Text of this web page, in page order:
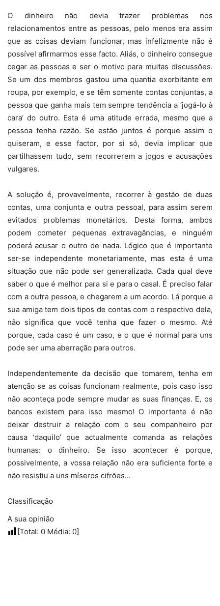
O dinheiro não devia trazer problemas nos
relacionamentos entre as pessoas, pelo menos era assim
que as coisas deviam funcionar, mas infelizmente não é
possível afirmarmos esse facto. Aliás, o dinheiro consegue
cegar as pessoas e ser o motivo para muitas discussões.
Se um dos membros gastou uma quantia exorbitante em
roupa, por exemplo, e se têm somente contas conjuntas, a
pessoa que ganha mais tem sempre tendência a ‘jogá-lo à
cara’ do outro. Esta é uma atitude errada, mesmo que a
pessoa tenha razão. Se estão juntos é porque assim o
quiseram, e esse factor, por si só, devia implicar que
partilhassem tudo, sem recorrerem a jogos e acusações
vulgares.
A solução é, provavelmente, recorrer à gestão de duas
contas, uma conjunta e outra pessoal, para assim serem
evitados problemas monetários. Desta forma, ambos
podem cometer pequenas extravagâncias, e ninguém
poderá acusar o outro de nada. Lógico que é importante
ser-se independente monetariamente, mas esta é uma
situação que não pode ser generalizada. Cada qual deve
saber o que é melhor para si e para o casal. É preciso falar
com a outra pessoa, e chegarem a um acordo. Lá porque a
sua amiga tem dois tipos de contas com o respectivo dela,
não significa que você tenha que fazer o mesmo. Até
porque, cada caso é um caso, e o que é normal para uns
pode ser uma aberração para outros.
Independentemente da decisão que tomarem, tenha em
atenção se as coisas funcionam realmente, pois caso isso
não aconteça pode sempre mudar as suas finanças. E, os
bancos existem para isso mesmo! O importante é não
deixar destruir a relação com o seu companheiro por
causa ‘daquilo’ que actualmente comanda as relações
humanas: o dinheiro. Se isso acontecer é porque,
possivelmente, a vossa relação não era suficiente forte e
não resistiu a uns míseros cifrões…
Classificação
A sua opinião
[Total: 0 Média: 0]